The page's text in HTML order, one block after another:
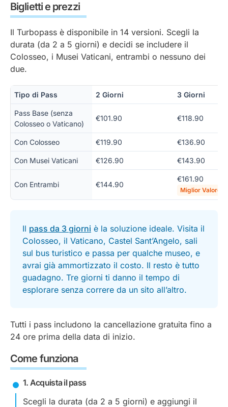
Biglietti e prezzi
Il Turbopass è disponibile in 14 versioni. Scegli la
durata (da 2 a 5 giorni) e decidi se includere il
Colosseo, i Musei Vaticani, entrambi o nessuno dei
due.
Tipo di Pass 2 Giorni 3 Giorni
Pass Base (senza
Colosseo o Vaticano)
€101.90 €118.90
Con Colosseo €119.90 €136.90
Con Musei Vaticani €126.90 €143.90
Con Entrambi €144.90
€161.90
Miglior Valore
Il pass da 3 giorni è la soluzione ideale. Visita il
Colosseo, il Vaticano, Castel Sant’Angelo, sali
sul bus turistico e passa per qualche museo, e
avrai già ammortizzato il costo. Il resto è tutto
guadagno. Tre giorni ti danno il tempo di
esplorare senza correre da un sito all’altro.
Tutti i pass includono la cancellazione gratuita fino a
24 ore prima della data di inizio.
Come funziona
1. Acquista il pass
Scegli la durata (da 2 a 5 giorni) e aggiungi il